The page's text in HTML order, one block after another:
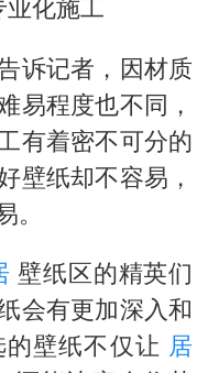
化施工
诉记者，因材质
易程度也不同，
有着密不可分的
壁纸却不容易，
壁纸区的精英们
会有更加深入和
壁纸不仅让 居